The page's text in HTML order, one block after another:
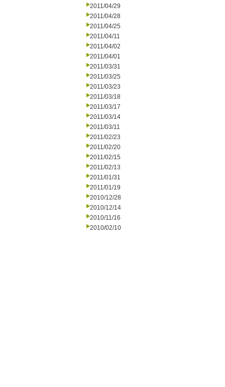
2011/04/29
2011/04/28
2011/04/25
2011/04/11
2011/04/02
2011/04/01
2011/03/31
2011/03/25
2011/03/23
2011/03/18
2011/03/17
2011/03/14
2011/03/11
2011/02/23
2011/02/20
2011/02/15
2011/02/13
2011/01/31
2011/01/19
2010/12/28
2010/12/14
2010/11/16
2010/02/10